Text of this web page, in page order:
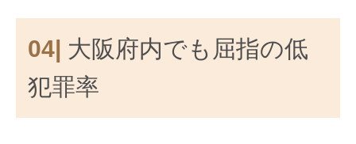
04| 大阪府内でも屈指の低
犯罪率